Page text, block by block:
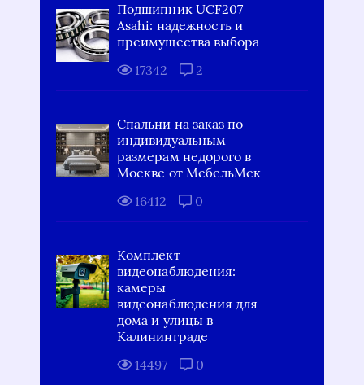
Подшипник UCF207
Asahi: надежность и
преимущества выбора
17342
2
Спальни на заказ по
индивидуальным
размерам недорого в
Москве от МебельМск
16412
0
Комплект
видеонаблюдения:
камеры
видеонаблюдения для
дома и улицы в
Калининграде
14497
0